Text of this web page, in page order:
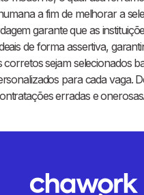
a fim de melhorar a
garante que as
de forma assertiva,
corretos sejam selecionados
para cada vaga.
erradas e onerosas.